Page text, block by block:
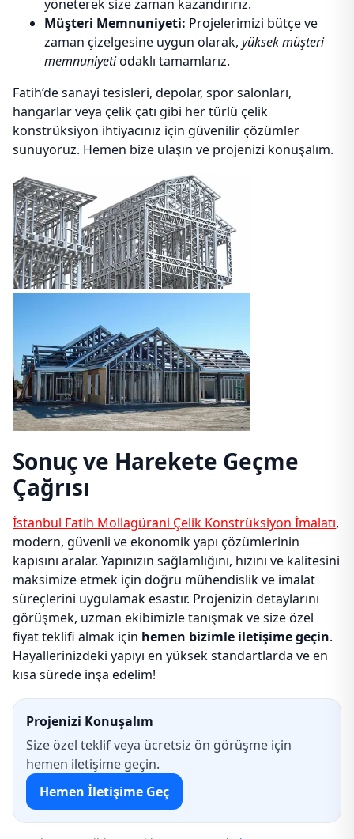
yöneterek size zaman kazandırırız.
Müşteri Memnuniyeti: Projelerimizi bütçe ve
zaman çizelgesine uygun olarak, yüksek müşteri
memnuniyetiodaklı tamamlarız.
Fatih’de sanayi tesisleri, depolar, spor salonları,
hangarlar veya çelik çatı gibi her türlü çelik
konstrüksiyon ihtiyacınız için güvenilir çözümler
sunuyoruz. Hemen bize ulaşın ve projenizi konuşalım.
Sonuç ve Harekete Geçme
Çağrısı
İstanbul Fatih Mollagürani Çelik Konstrüksiyon İmalatı,
modern, güvenli ve ekonomik yapı çözümlerinin
kapısını aralar. Yapınızın sağlamlığını, hızını ve kalitesini
maksimize etmek için doğru mühendislik ve imalat
süreçlerini uygulamak esastır. Projenizin detaylarını
görüşmek, uzman ekibimizle tanışmak ve size özel
fiyat teklifi almak için hemen bizimle iletişime geçin.
Hayallerinizdeki yapıyı en yüksek standartlarda ve en
kısa sürede inşa edelim!
Projenizi Konuşalım
Size özel teklif veya ücretsiz ön görüşme için
hemen iletişime geçin.
Hemen İletişime Geç